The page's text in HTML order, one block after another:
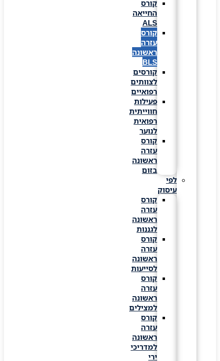
קורס
החייאה
קורס
עזרה
ראשונה
קורסים
לצוותים
רפואיים
פעילות
חווייתית
רפואית
לנוער
קורס
עזרה
ראשונה
לפי
עיסוק
קורס
עזרה
ראשונה
לגננות
קורס
עזרה
ראשונה
לסייעות
קורס
עזרה
ראשונה
למצילים
קורס
עזרה
ראשונה
למדריכי